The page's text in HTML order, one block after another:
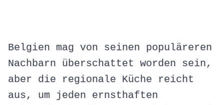
Belgien mag von seinen populäreren
Nachbarn überschattet worden sein,
aber die regionale Küche reicht
aus, um jeden ernsthaften